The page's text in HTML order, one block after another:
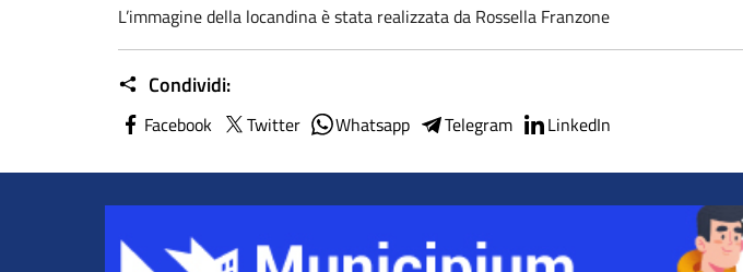
L’immagine della locandina è stata realizzata da Rossella Franzone
Condividi:
Facebook Twitter Whatsapp Telegram LinkedIn